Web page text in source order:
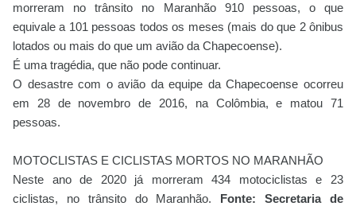
morreram no trânsito no Maranhão 910 pessoas, o que
equivale a 101 pessoas todos os meses (mais do que 2 ônibus
lotados ou mais do que um avião da Chapecoense).
É uma tragédia, que não pode continuar.
O desastre com o avião da equipe da Chapecoense ocorreu
em 28 de novembro de 2016, na Colômbia, e matou 71
pessoas.
MOTOCLISTAS E CICLISTAS MORTOS NO MARANHÃO
Neste ano de 2020 já morreram 434 motociclistas e 23
ciclistas, no trânsito do Maranhão. Fonte: Secretaria de